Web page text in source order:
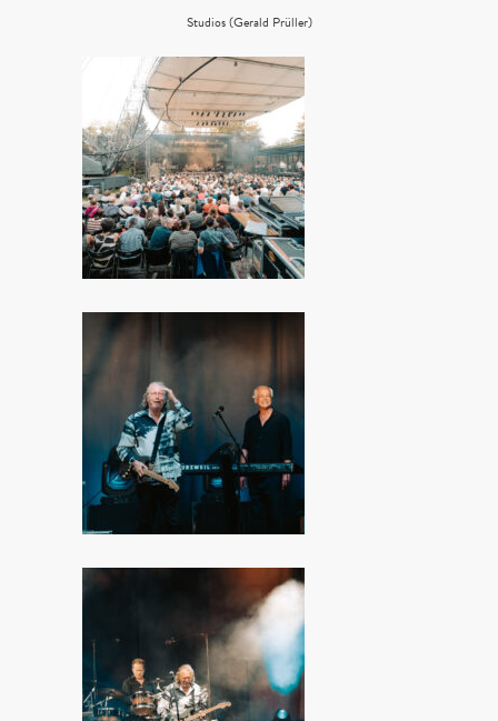
Studios (Gerald Prüller)